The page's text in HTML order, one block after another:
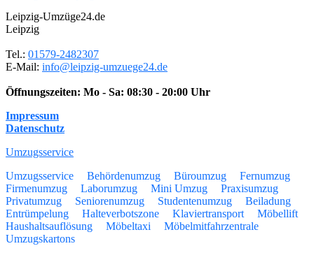
Leipzig-Umzüge24.de
Leipzig
Tel.: 01579-2482307
E-Mail: info@leipzig-umzuege24.de
Öffnungszeiten: Mo - Sa: 08:30 - 20:00 Uhr
Impressum
Datenschutz
Umzugsservice
Umzugsservice
Behördenumzug Büroumzug
Fernumzug
Firmenumzug
Laborumzug Mini Umzug
Praxisumzug
Privatumzug
Seniorenumzug Studentenumzug
Beiladung
Entrümpelung
Halteverbotszone Klaviertransport
Möbellift
Haushaltsauflösung
Möbeltaxi
Möbelmitfahrzentrale
Umzugskartons